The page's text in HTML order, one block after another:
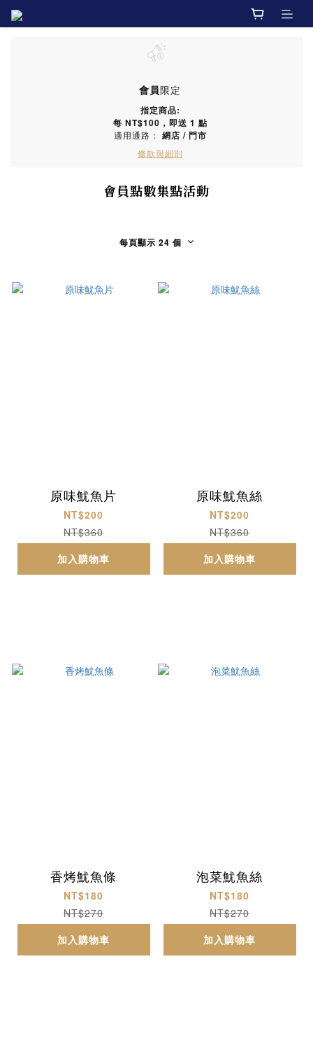
會員限定
指定商品:
每 NT$100 ，即送 1 點
適用通路： 網店 / 門市
條款與細則
會員點數集點活動
每頁顯示 24 個
原味魷魚片
NT$200
NT$360
加入購物車
原味魷魚絲
NT$200
NT$360
加入購物車
香烤魷魚條
NT$180
NT$270
加入購物車
泡菜魷魚絲
NT$180
NT$270
加入購物車